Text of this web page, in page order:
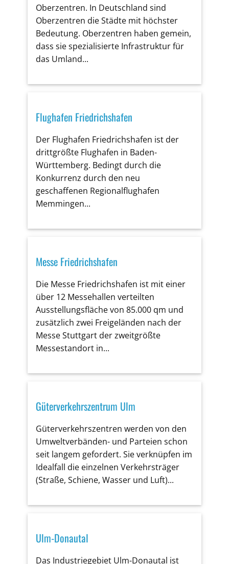
Oberzentren. In Deutschland sind
Oberzentren die Städte mit höchster
Bedeutung. Oberzentren haben gemein,
dass sie spezialisierte Infrastruktur für
das Umland...
Flughafen Friedrichshafen
Der Flughafen Friedrichshafen ist der
drittgrößte Flughafen in Baden-
Württemberg. Bedingt durch die
Konkurrenz durch den neu
geschaffenen Regionalflughafen
Memmingen...
Messe Friedrichshafen
Die Messe Friedrichshafen ist mit einer
über 12 Messehallen verteilten
Ausstellungsfläche von 85.000 qm und
zusätzlich zwei Freigeländen nach der
Messe Stuttgart der zweitgrößte
Messestandort in...
Güterverkehrszentrum Ulm
Güterverkehrszentren werden von den
Umweltverbänden- und Parteien schon
seit langem gefordert. Sie verknüpfen im
Idealfall die einzelnen Verkehrsträger
(Straße, Schiene, Wasser und Luft)...
Ulm-Donautal
Das Industriegebiet Ulm-Donautal ist